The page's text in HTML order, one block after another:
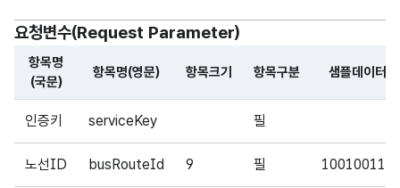
요청변수(Request Parameter)
해당 오픈API의 요청변수(Request Parameter) 항목에 대한
항목명
(국문)
항목명(영문) 항목크기 항목구분 샘플데이터
인증키 serviceKey 필
노선ID busRouteId 9 필 100100118